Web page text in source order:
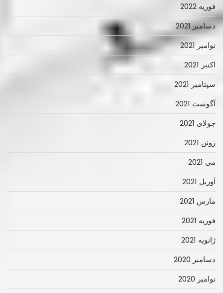
فوریه 2022
دسامبر 2021
نوامبر 2021
اکتبر 2021
سپتامبر 2021
آگوست 2021
جولای 2021
ژوئن 2021
می 2021
آوریل 2021
مارس 2021
فوریه 2021
ژانویه 2021
دسامبر 2020
نوامبر 2020